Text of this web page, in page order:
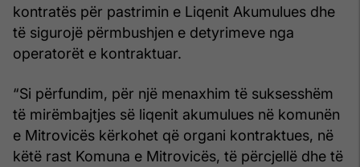
kontratës për pastrimin e Liqenit Akumulues dhe
të sigurojë përmbushjen e detyrimeve nga
operatorët e kontraktuar.
“Si përfundim, për një menaxhim të suksesshëm
të mirëmbajtjes së liqenit akumulues në komunën
e Mitrovicës kërkohet që organi kontraktues, në
këtë rast Komuna e Mitrovicës, të përcjellë dhe të